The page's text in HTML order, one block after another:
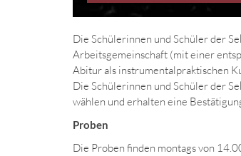
Die Schülerinnen und Schüler der
Arbeitsgemeinschaft (mit einer
Abitur als instrumentalpraktischen
Die Schülerinnen und Schüler der
wählen und erhalten eine
Proben
Die Proben finden montags von